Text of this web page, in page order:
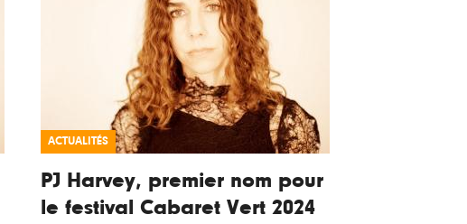
ACTUALITÉS
PJ Harvey, premier nom pour
le festival Cabaret Vert 2024